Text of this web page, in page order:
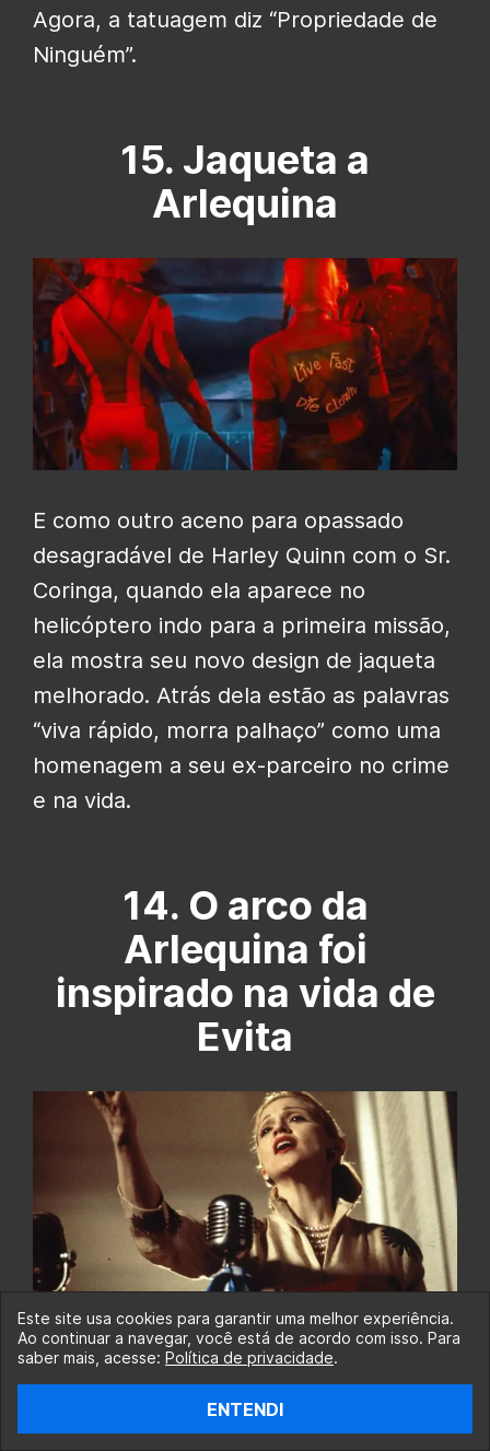
Agora, a tatuagem diz “Propriedade de
Ninguém”.
15. Jaqueta a
Arlequina
E como outro aceno para opassado
desagradável de Harley Quinn com o Sr.
Coringa, quando ela aparece no
helicóptero indo para a primeira missão,
ela mostra seu novo design de jaqueta
melhorado. Atrás dela estão as palavras
“viva rápido, morra palhaço” como uma
homenagem a seu ex-parceiro no crime
e na vida.
14. O arco da
Arlequina foi
inspirado na vida de
Evita
Toda a subtrama maltesa da Arlequina
mostra Harley envolvida em um
relacionamento com o ditador Silvio
Este site usa cookies para garantir uma melhor experiência.
Ao continuar a navegar, você está de acordo com isso. Para
saber mais, acesse: Política de privacidade.
ENTENDI